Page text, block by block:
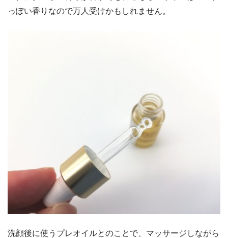
っぽい香りなので万人受けかもしれません。
洗顔後に使うプレオイルとのことで、マッサージしながら